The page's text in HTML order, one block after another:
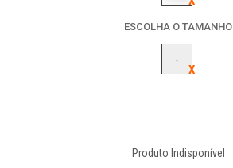
ESCOLHA O TAMANHO
-
Produto Indisponível